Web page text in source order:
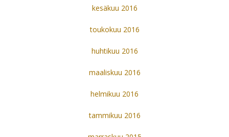
kesäkuu 2016
toukokuu 2016
huhtikuu 2016
maaliskuu 2016
helmikuu 2016
tammikuu 2016